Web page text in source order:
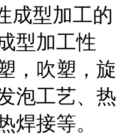
成型加工的
型加工性
，吹塑，旋
泡工艺、热
焊接等。